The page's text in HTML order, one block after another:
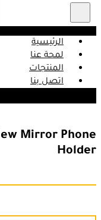
الرئيسية
لمحة عنا
المنتجات
اتصل بنا
Mirror Phone
Holder